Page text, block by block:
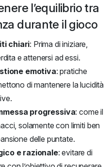
l’equilibrio tra
durante il gioco
chiari: Prima di iniziare,
e attenersi ad essi.
emotiva: pratiche
di mantenere la lucidità
progressiva: come il
solamente con limiti ben
delle puntate.
e razionale: evitare di